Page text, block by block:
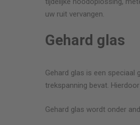
uw ruit vervangen.
Gehard glas
Gehard glas is een speciaal
trekspanning bevat.
Gehard glas wordt onder